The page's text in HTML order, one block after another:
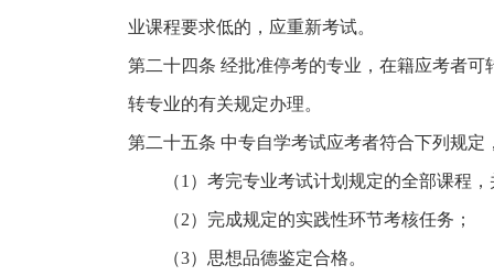
业课程要求低的，应重新考试。
第二十四条 经批准停考的专业，在籍应考者
转专业的有关规定办理。
第二十五条 中专自学考试应考者符合下列规定
（1）考完专业考试计划规定的全部课程，
（2）完成规定的实践性环节考核任务；
（3）思想品德鉴定合格。